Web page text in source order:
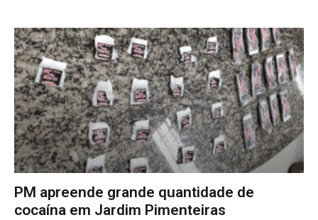
PM apreende grande quantidade de
cocaína em Jardim Pimenteiras